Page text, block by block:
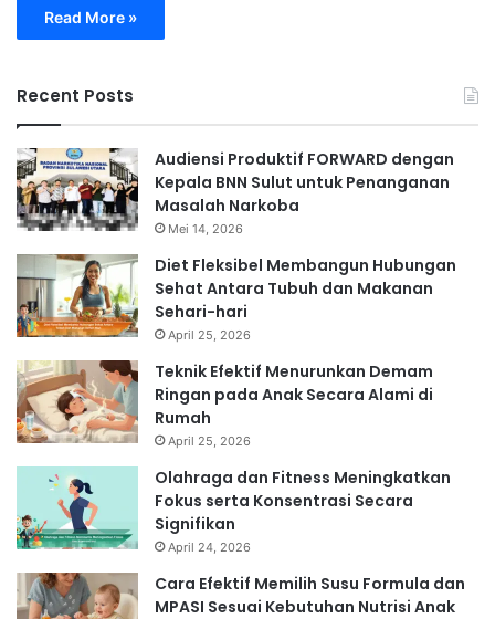
Read More »
Recent Posts
Audiensi Produktif FORWARD dengan
Kepala BNN Sulut untuk Penanganan
Masalah Narkoba
Mei 14, 2026
Diet Fleksibel Membangun Hubungan
Sehat Antara Tubuh dan Makanan
Sehari-hari
April 25, 2026
Teknik Efektif Menurunkan Demam
Ringan pada Anak Secara Alami di
Rumah
April 25, 2026
Olahraga dan Fitness Meningkatkan
Fokus serta Konsentrasi Secara
Signifikan
April 24, 2026
Cara Efektif Memilih Susu Formula dan
MPASI Sesuai Kebutuhan Nutrisi Anak